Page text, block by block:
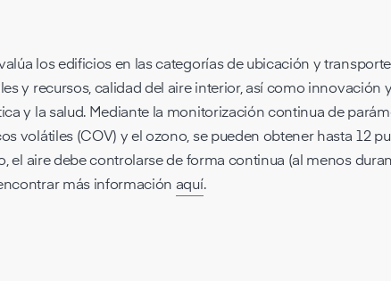
los edificios en las categorías de ubicación y
y recursos, calidad del aire interior, así como
y la salud. Mediante la monitorización continua de
volátiles (COV) y el ozono, se pueden obtener hasta 12
el aire debe controlarse de forma continua (al menos
más información aquí.